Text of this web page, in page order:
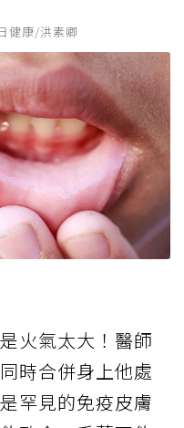
健康/洪素卿
火氣太大！醫師
時合併身上他處
罕見的免疫皮膚